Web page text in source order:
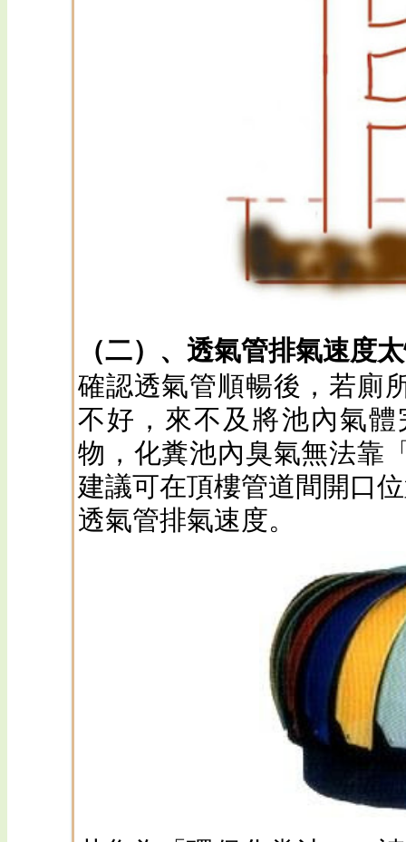
（二）、透氣管排氣速度
確認透氣管順暢後，若廁
不好，來不及將池內氣
物，化糞池內臭氣無法靠
建議可在頂樓管道間開口
透氣管排氣速度。